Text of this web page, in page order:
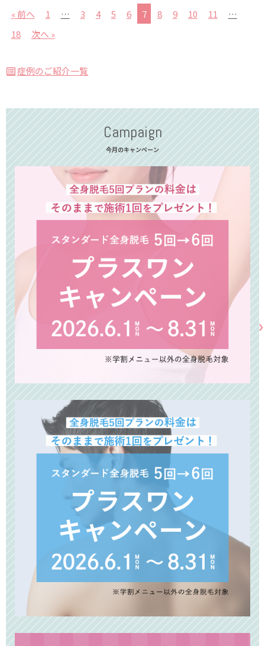
« 前へ 1 … 3 4 5 6 7 8 9 10 11
…
18
次へ »
症例のご紹介一覧
Campaign
今月のキャンペーン